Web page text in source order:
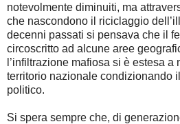
notevolmente diminuiti, ma
che nascondono il riciclaggio
decenni passati si pensava che il
circoscritto ad alcune aree
l’infiltrazione mafiosa si è estesa a
territorio nazionale condizionando
politico.
Si spera sempre che, di